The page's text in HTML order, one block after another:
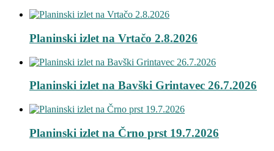
Planinski izlet na Vrtačo 2.8.2026
Planinski izlet na Bavški Grintavec 26.7.2026
Planinski izlet na Črno prst 19.7.2026